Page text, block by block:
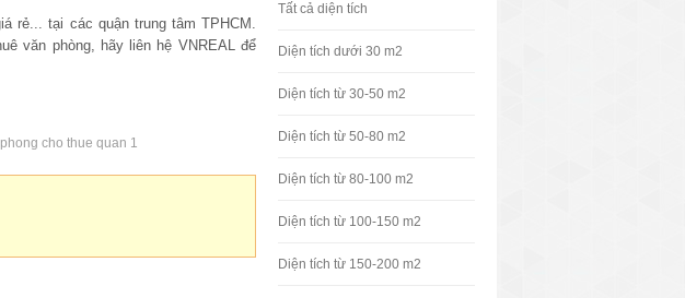
rẻ... tại các quận trung tâm TPHCM.
văn phòng, hãy liên hệ VNREAL để
cho thue quan 1
Tất cả diện tích
Diện tích dưới 30 m2
Diện tích từ 30-50 m2
Diện tích từ 50-80 m2
Diện tích từ 80-100 m2
Diện tích từ 100-150 m2
Diện tích từ 150-200 m2